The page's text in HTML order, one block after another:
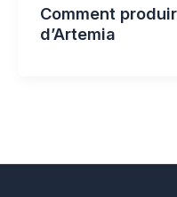
Comment
d’Artemia